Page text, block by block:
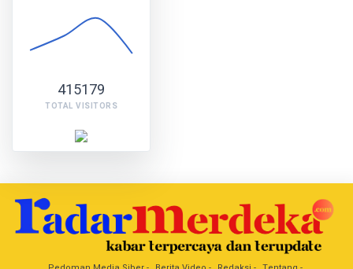
415179
TOTAL VISITORS